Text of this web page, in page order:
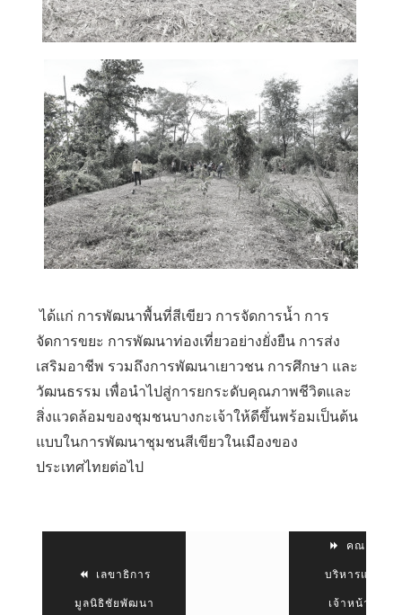
ได้แก่ การพัฒนาพื้นที่สีเขียว การจัดการน้ำ การ
จัดการขยะ การพัฒนาท่องเที่ยวอย่างยั่งยืน การส่ง
เสริมอาชีพ รวมถึงการพัฒนาเยาวชน การศึกษา และ
วัฒนธรรม เพื่อนำไปสู่การยกระดับคุณภาพชีวิตและ
สิ่งแวดล้อมของชุมชนบางกะเจ้าให้ดีขึ้นพร้อมเป็นต้น
แบบในการพัฒนาชุมชนสีเขียวในเมืองของ
ประเทศไทยต่อไป
เลขาธิการ
มูลนิธิชัยพัฒนา
คณะผู้
บริหารและ
เจ้าหน้าที่